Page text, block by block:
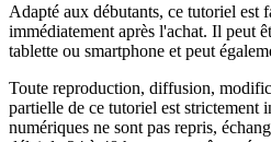
Adapté aux débutants, ce tutoriel est
immédiatement après l'achat. Il peut
tablette ou smartphone et peut
Toute reproduction, diffusion,
partielle de ce tutoriel est strictement
numériques ne sont pas repris,